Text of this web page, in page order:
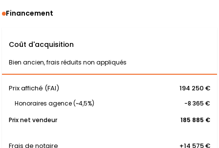
Financement
Coût d'acquisition
Bien ancien, frais réduits non appliqués
Prix affiché (FAI) 194 250 €
Honoraires agence (~4,5%)
-8 365 €
Prix net vendeur
185 885 €
Frais de notaire +14 575 €